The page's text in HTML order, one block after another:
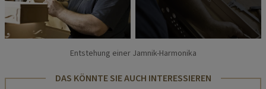
Entstehung einer Jamnik-Harmonika
DAS KÖNNTE SIE AUCH INTERESSIEREN